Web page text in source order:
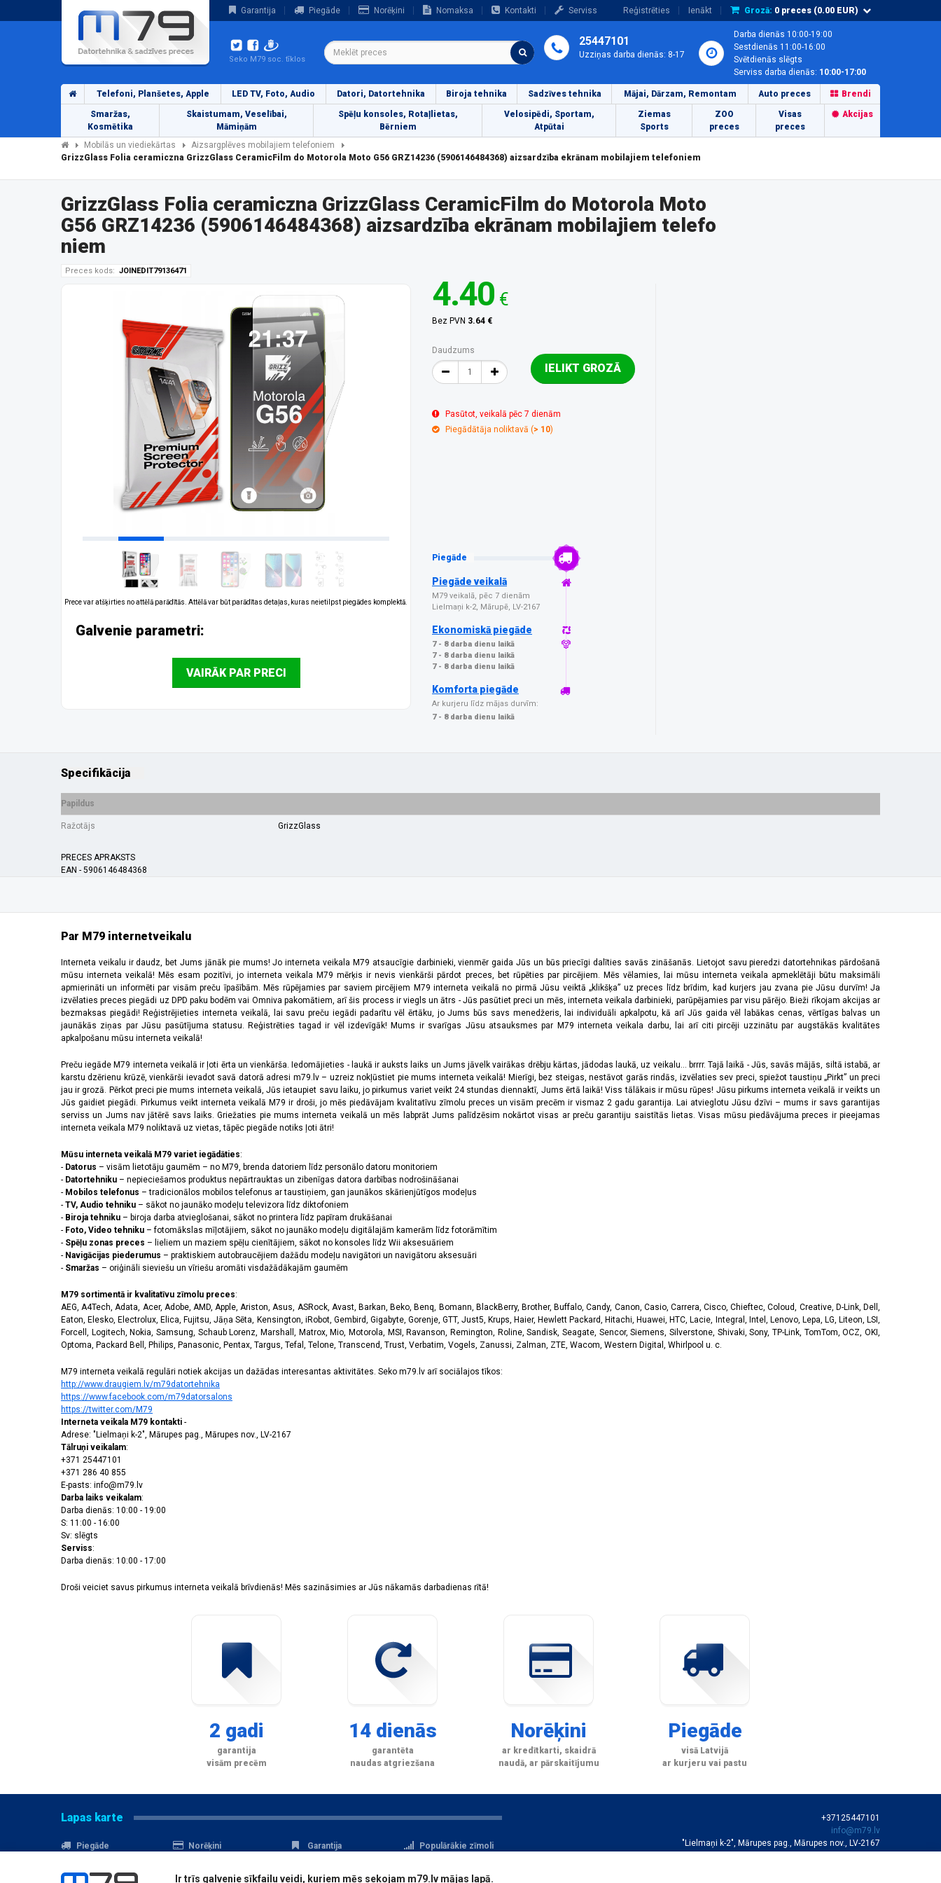
Garantija Piegāde Norēķini Nomaksa Kontakti Serviss Reģistrēties Ienākt Grozā: 0 preces (0.00 EUR)
Seko M79 soc. tīklos
25447101
Uzziņas darba dienās: 8-17
Darba dienās 10:00-19:00
Sestdienās 11:00-16:00
Svētdienās slēgts
Serviss darba dienās: 10:00-17:00
Telefoni, Planšetes, Apple LED TV, Foto, Audio Datori, Datortehnika Biroja tehnika Sadzīves tehnika Mājai, Dārzam, Remontam Auto preces Brendi
Smaržas,
Kosmētika
Skaistumam, Veselībai,
Māmiņām
Spēļu konsoles, Rotaļlietas,
Bērniem
Velosipēdi, Sportam,
Atpūtai
Ziemas
Sports
ZOO
preces
Visas
preces
Akcijas
Mobilās un viediekārtas
Aizsargplēves mobilajiem telefoniem
GrizzGlass Folia ceramiczna GrizzGlass CeramicFilm do Motorola Moto G56 GRZ14236 (5906146484368) aizsardzība ekrānam mobilajiem telefoniem
GrizzGlass Folia ceramiczna GrizzGlass CeramicFilm do Motorola Moto
G56 GRZ14236 (5906146484368) aizsardzība ekrānam mobilajiem telefo
niem
Preces kods: JOINEDIT79136471
Prece var atšķirties no attēlā parādītās. Attēlā var būt parādītas detaļas, kuras neietilpst piegādes komplektā.
Galvenie parametri:
VAIRĀK PAR PRECI
4.40 €
Bez PVN 3.64 €
Daudzums
IELIKT GROZĀ
Pasūtot, veikalā pēc 7 dienām
Piegādātāja noliktavā (> 10)
Piegāde
Piegāde veikalā
M79 veikalā, pēc 7 dienām
Lielmaņi k-2, Mārupē, LV-2167
Ekonomiskā piegāde
7 - 8 darba dienu laikā
7 - 8 darba dienu laikā
7 - 8 darba dienu laikā
Komforta piegāde
Ar kurjeru līdz mājas durvīm:
7 - 8 darba dienu laikā
Specifikācija
Papildus
Ražotājs GrizzGlass
PRECES APRAKSTS
EAN - 5906146484368
Par M79 internetveikalu
Interneta veikalu ir daudz, bet Jums jānāk pie mums! Jo interneta veikala M79 atsaucīgie darbinieki, vienmēr gaida Jūs un būs priecīgi dalīties savās zināšanās. Lietojot savu pieredzi datortehnikas pārdošanā
mūsu interneta veikalā! Mēs esam pozitīvi, jo interneta veikala M79 mērķis ir nevis vienkārši pārdot preces, bet rūpēties par pircējiem. Mēs vēlamies, lai mūsu interneta veikala apmeklētāji būtu maksimāli
apmierināti un informēti par visām preču īpašībām. Mēs rūpējamies par saviem pircējiem M79 interneta veikalā no pirmā Jūsu veiktā „klikšķa” uz preces līdz brīdim, kad kurjers jau zvana pie Jūsu durvīm! Ja
izvēlaties preces piegādi uz DPD paku bodēm vai Omniva pakomātiem, arī šis process ir viegls un ātrs - Jūs pasūtiet preci un mēs, interneta veikala darbinieki, parūpējamies par visu pārējo. Bieži rīkojam akcijas ar
bezmaksas piegādi! Reģistrējieties interneta veikalā, lai savu preču iegādi padarītu vēl ērtāku, jo Jums būs savs menedžeris, lai individuāli apkalpotu, kā arī Jūs gaida vēl labākas cenas, vērtīgas balvas un
jaunākās ziņas par Jūsu pasūtījuma statusu. Reģistrēties tagad ir vēl izdevīgāk! Mums ir svarīgas Jūsu atsauksmes par M79 interneta veikala darbu, lai arī citi pircēji uzzinātu par augstākās kvalitātes
apkalpošanu mūsu interneta veikalā!
Preču iegāde M79 interneta veikalā ir ļoti ērta un vienkārša. Iedomājieties - laukā ir auksts laiks un Jums jāvelk vairākas drēbju kārtas, jādodas laukā, uz veikalu... brrrr. Tajā laikā - Jūs, savās mājās, siltā istabā, ar
karstu dzērienu krūzē, vienkārši ievadot savā datorā adresi m79.lv – uzreiz nokļūstiet pie mums interneta veikalā! Mierīgi, bez steigas, nestāvot garās rindās, izvēlaties sev preci, spiežot taustiņu „Pirkt” un preci
jau ir grozā. Pērkot preci pie mums interneta veikalā, Jūs ietaupiet savu laiku, jo pirkumus variet veikt 24 stundas diennaktī, Jums ērtā laikā! Viss tālākais ir mūsu rūpes! Jūsu pirkums interneta veikalā ir veikts un
Jūs gaidiet piegādi. Pirkumus veikt interneta veikalā M79 ir droši, jo mēs piedāvājam kvalitatīvu zīmolu preces un visām precēm ir vismaz 2 gadu garantija. Lai atvieglotu Jūsu dzīvi – mums ir savs garantijas
serviss un Jums nav jātērē savs laiks. Griežaties pie mums interneta veikalā un mēs labprāt Jums palīdzēsim nokārtot visas ar preču garantiju saistītās lietas. Visas mūsu piedāvājuma preces ir pieejamas
interneta veikala M79 noliktavā uz vietas, tāpēc piegāde notiks ļoti ātri!
Mūsu interneta veikalā M79 variet iegādāties:
- Datorus – visām lietotāju gaumēm – no M79, brenda datoriem līdz personālo datoru monitoriem
- Datortehniku – nepieciešamos produktus nepārtrauktas un zibenīgas datora darbības nodrošināšanai
- Mobilos telefonus – tradicionālos mobilos telefonus ar taustiņiem, gan jaunākos skārienjūtīgos modeļus
- TV, Audio tehniku – sākot no jaunāko modeļu televizora līdz diktofoniem
- Biroja tehniku – biroja darba atvieglošanai, sākot no printera līdz papīram drukāšanai
- Foto, Video tehniku – fotomākslas mīļotājiem, sākot no jaunāko modeļu digitālajām kamerām līdz fotorāmītim
- Spēļu zonas preces – lieliem un maziem spēļu cienītājiem, sākot no konsoles līdz Wii aksesuāriem
- Navigācijas piederumus – praktiskiem autobraucējiem dažādu modeļu navigātori un navigātoru aksesuāri
- Smaržas – oriģināli sieviešu un vīriešu aromāti visdažādākajām gaumēm
M79 sortimentā ir kvalitatīvu zīmolu preces:
AEG, A4Tech, Adata, Acer, Adobe, AMD, Apple, Ariston, Asus, ASRock, Avast, Barkan, Beko, Benq, Bomann, BlackBerry, Brother, Buffalo, Candy, Canon, Casio, Carrera, Cisco, Chieftec, Coloud, Creative, D-Link, Dell,
Eaton, Elesko, Electrolux, Elica, Fujitsu, Jāņa Sēta, Kensington, iRobot, Gembird, Gigabyte, Gorenje, GTT, Just5, Krups, Haier, Hewlett Packard, Hitachi, Huawei, HTC, Lacie, Integral, Intel, Lenovo, Lepa, LG, Liteon, LSI,
Forcell, Logitech, Nokia, Samsung, Schaub Lorenz, Marshall, Matrox, Mio, Motorola, MSI, Ravanson, Remington, Roline, Sandisk, Seagate, Sencor, Siemens, Silverstone, Shivaki, Sony, TP-Link, TomTom, OCZ, OKI,
Optoma, Packard Bell, Philips, Panasonic, Pentax, Targus, Tefal, Telone, Transcend, Trust, Verbatim, Vogels, Zanussi, Zalman, ZTE, Wacom, Western Digital, Whirlpool u. c.
M79 interneta veikalā regulāri notiek akcijas un dažādas interesantas aktivitātes. Seko m79.lv arī sociālajos tīkos:
http://www.draugiem.lv/m79datortehnika
https://www.facebook.com/m79datorsalons
https://twitter.com/M79
Interneta veikala M79 kontakti -
Adrese: "Lielmaņi k-2", Mārupes pag., Mārupes nov., LV-2167
Tālruņi veikalam:
+371 25447101
+371 286 40 855
E-pasts: info@m79.lv
Darba laiks veikalam:
Darba dienās: 10:00 - 19:00
S: 11:00 - 16:00
Sv: slēgts
Serviss:
Darba dienās: 10:00 - 17:00
Droši veiciet savus pirkumus interneta veikalā brīvdienās! Mēs sazināsimies ar Jūs nākamās darbadienas rītā!
2 gadi
garantija
visām precēm
14 dienās
garantēta
naudas atgriezšana
Norēķini
ar kredītkarti, skaidrā
naudā, ar pārskaitījumu
Piegāde
visā Latvijā
ar kurjeru vai pastu
Lapas karte
Piegāde
Norēķini
Akcijas
Serviss
Garantija
Populārākie zīmoli
Datu aizsardzība
Reģistrācija
+37125447101
info@m79.lv
"Lielmaņi k-2", Mārupes pag., Mārupes nov., LV-2167
Ir trīs galvenie sīkfailu veidi, kuriem mēs sekojam m79.lv mājas lapā.